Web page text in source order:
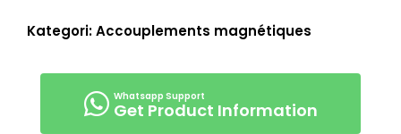
Kategori:Accouplements magnétiques
Get Product Information